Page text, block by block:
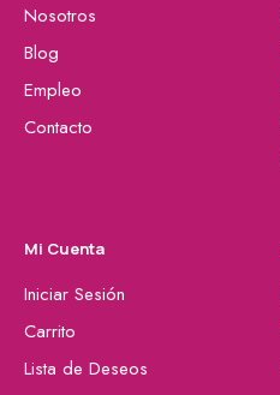
Nosotros
Blog
Empleo
Contacto
Mi Cuenta
Iniciar Sesión
Carrito
Lista de Deseos